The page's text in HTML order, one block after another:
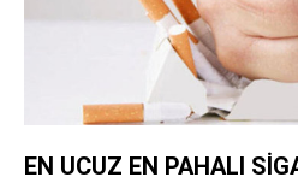
EN UCUZ EN PAHALI